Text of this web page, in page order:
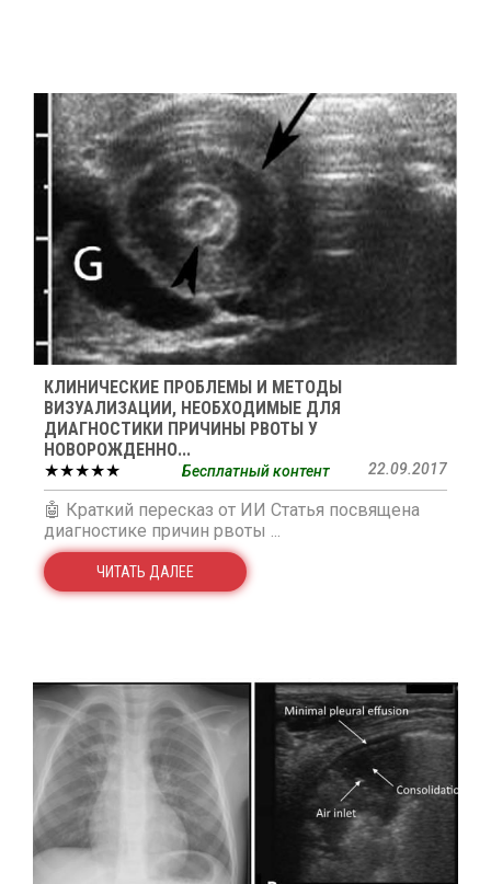
КЛИНИЧЕСКИЕ ПРОБЛЕМЫ И МЕТОДЫ
ВИЗУАЛИЗАЦИИ, НЕОБХОДИМЫЕ ДЛЯ
ДИАГНОСТИКИ ПРИЧИНЫ РВОТЫ У
НОВОРОЖДЕННО...
★★★★★
22.09.2017
Бесплатный контент
🤖 Краткий пересказ от ИИ Статья посвящена
диагностике причин рвоты ...
ЧИТАТЬ ДАЛЕЕ